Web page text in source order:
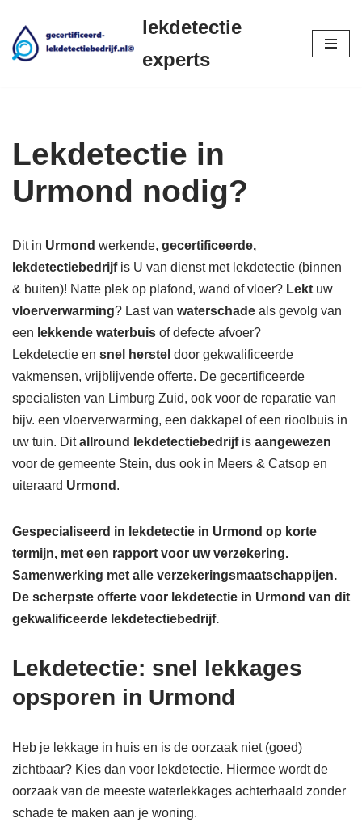
Ga
lekdetectie
experts
Lekdetectie in
Urmond nodig?
Dit in Urmond werkende, gecertificeerde,
lekdetectiebedrijf is U van dienst met lekdetectie (binnen
& buiten)! Natte plek op plafond, wand of vloer? Lekt uw
vloerverwarming? Last van waterschade als gevolg van
een lekkende waterbuis of defecte afvoer?
Lekdetectie en snel herstel door gekwalificeerde
vakmensen, vrijblijvende offerte. De gecertificeerde
specialisten van Limburg Zuid, ook voor de reparatie van
bijv. een vloerverwarming, een dakkapel of een rioolbuis in
uw tuin. Ditallround lekdetectiebedrijfis aangewezen
voor de gemeente Stein, dus ook in Meers & Catsop en
uiteraard Urmond .
Gespecialiseerd in lekdetectie in Urmond op korte
termijn, met een rapport voor uw verzekering.
Samenwerking met alle verzekeringsmaatschappijen.
De scherpste offerte voor lekdetectie in Urmond van dit
gekwalificeerde lekdetectiebedrijf.
Lekdetectie: snel lekkages
opsporen in Urmond
Heb je lekkage in huis en is de oorzaak niet (goed)
zichtbaar? Kies dan voor lekdetectie. Hiermee wordt de
oorzaak van de meeste waterlekkages achterhaald zonder
schade te maken aan je woning.